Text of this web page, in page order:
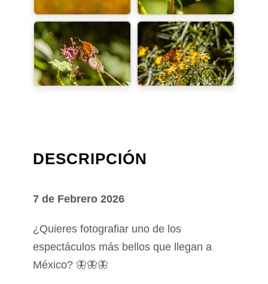
DESCRIPCIÓN
7 de Febrero 2026
¿Quieres fotografiar uno de los
espectáculos más bellos que llegan a
México? 🦋🦋🦋